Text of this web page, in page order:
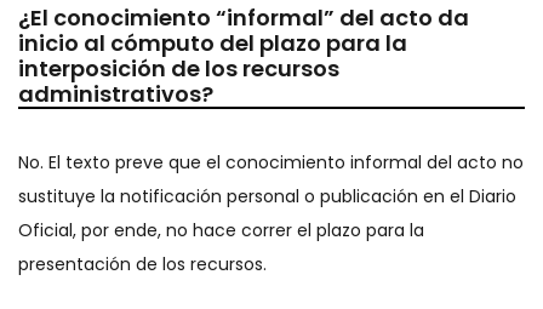
¿El conocimiento “informal” del acto da
inicio al cómputo del plazo para la
interposición de los recursos
administrativos?
No. El texto preve que el conocimiento informal del acto no
sustituye la notificación personal o publicación en el Diario
Oficial, por ende, no hace correr el plazo para la
presentación de los recursos.